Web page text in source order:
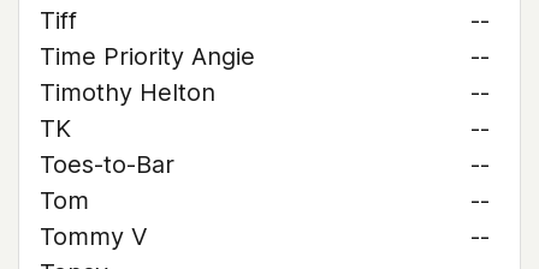
Tiff
--
Time Priority Angie
--
Timothy Helton
--
TK
--
Toes-to-Bar
--
Tom
--
Tommy V
--